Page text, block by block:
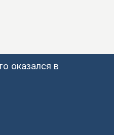
оказался в